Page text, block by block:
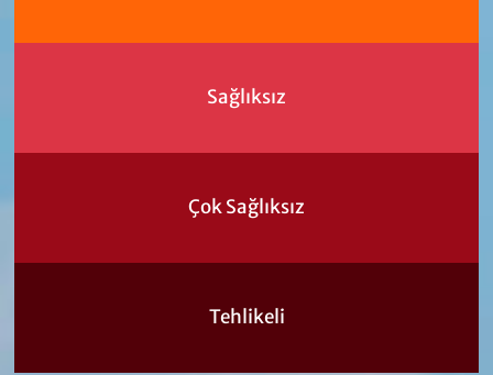
Sağlıksız
Çok Sağlıksız
Tehlikeli